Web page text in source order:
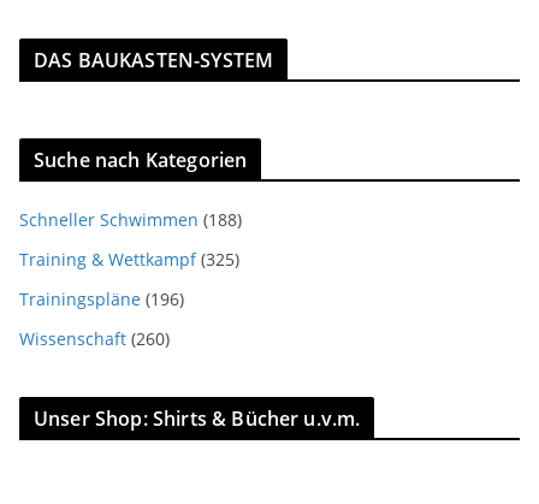
DAS BAUKASTEN-SYSTEM
Suche nach Kategorien
Schneller Schwimmen (188)
Training & Wettkampf(325)
Trainingspläne (196)
Wissenschaft (260)
Unser Shop: Shirts & Bücher u.v.m.